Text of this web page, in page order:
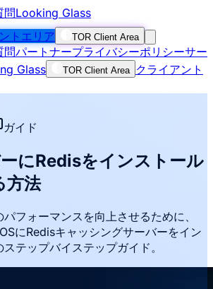
問Looking Glass
トエリア TOR Client Area
問パートナープライバシーポリシーサー
Glass TOR Client Area
クライアント
ガイド
にRedisをインストール
方法
フォーマンスを向上させるために、
にRedisキャッシングサーバーをイン
テップバイステップガイド。